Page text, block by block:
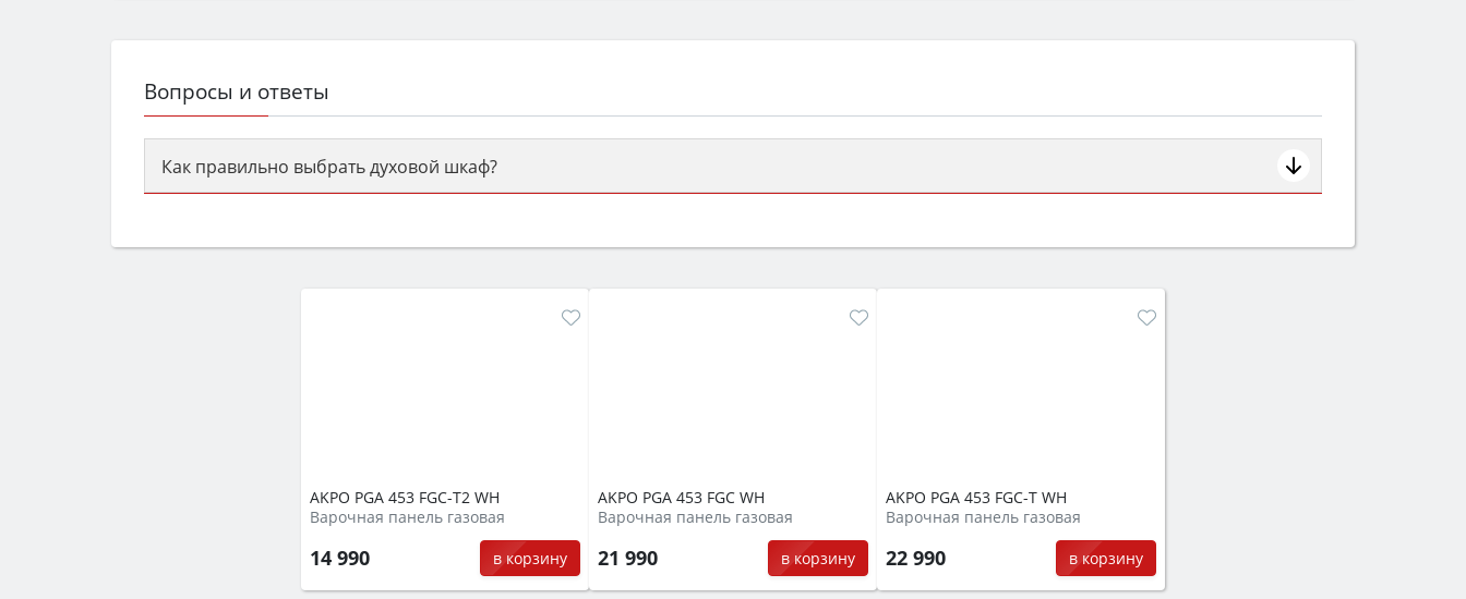
Вопросы и ответы
Как правильно выбрать духовой шкаф?
семьи, класс энергопотребления не ниже A и нужные функции (конвекция, гриль, самоочистка, защита от детей).
AKPO PGA 453 FGC-T2 WH
Варочная панель газовая
14 990 в корзину
AKPO PGA 453 FGC WH
Варочная панель газовая
21 990 в корзину
AKPO PGA 453 FGC-T WH
Варочная панель газовая
22 990 в корзину